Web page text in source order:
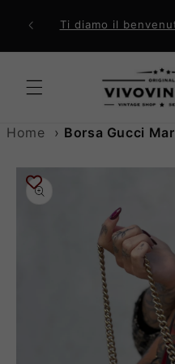
direttamente
ai contenuti
a 99€ Ti diamo il
Home › Borsa Gucci
Passa alle
informazioni
sul prodotto